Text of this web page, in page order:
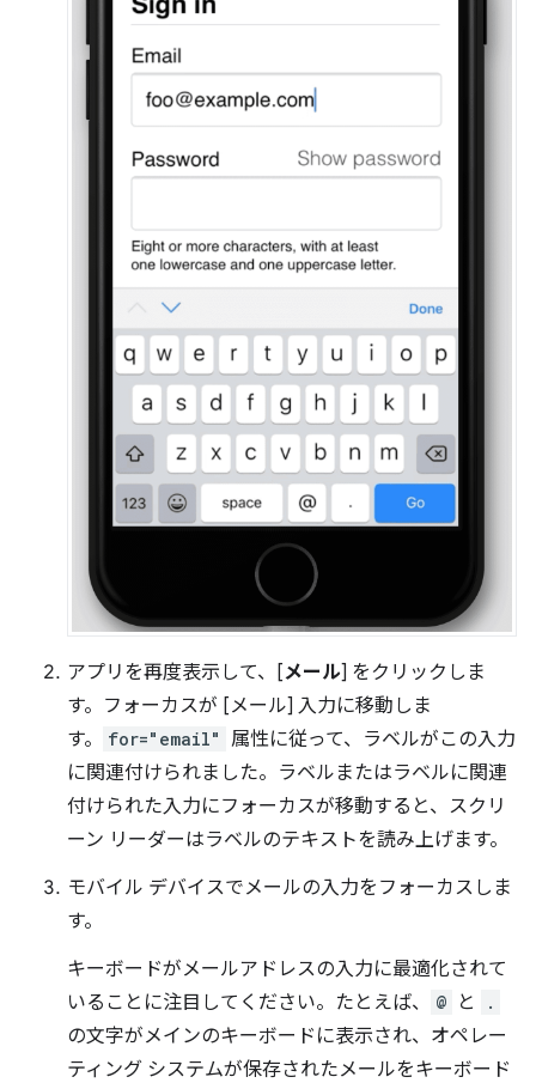
アプリを再度表示して、[メール] をクリックしま
す。フォーカスが [メール] 入力に移動しま
す。
for="email"
属性に従って、ラベルがこの入力
に関連付けられました。ラベルまたはラベルに関連
付けられた入力にフォーカスが移動すると、スクリ
ーン リーダーはラベルのテキストを読み上げます。
モバイル デバイスでメールの入力をフォーカスしま
す。
キーボードがメールアドレスの入力に最適化されて
いることに注目してください。たとえば、
@ と .
の文字がメインのキーボードに表示され、オペレー
ティング システムが保存されたメールをキーボード